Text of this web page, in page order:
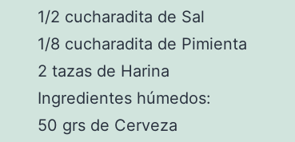
1/2 cucharadita de Sal
1/8 cucharadita de Pimienta
2 tazas de Harina
Ingredientes húmedos:
50 grs de Cerveza